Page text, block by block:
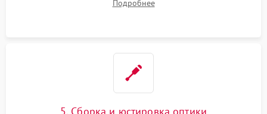
колеса или восстановление сгоревших поляризационных
Подробнее